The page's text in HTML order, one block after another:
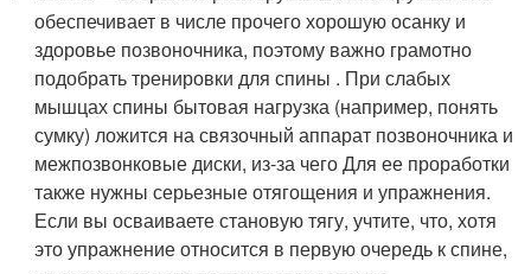
обеспечивает в числе прочего хорошую осанку и
здоровье позвоночника, поэтому важно грамотно
подобрать тренировки для спины . При слабых
мышцах спины бытовая нагрузка (например, понять
сумку) ложится на связочный аппарат позвоночника и
межпозвонковые диски, из-за чего Для ее проработки
также нужны серьезные отягощения и упражнения.
Если вы осваиваете становую тягу, учтите, что, хотя
это упражнение относится в первую очередь к спине,